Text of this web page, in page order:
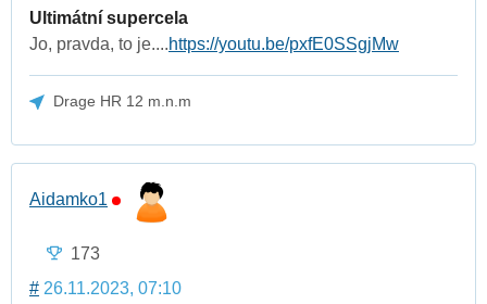
Ultimátní supercela
Jo, pravda, to je....https://youtu.be/pxfE0SSgjMw
Drage HR 12 m.n.m
Aidamko1
173
# 26.11.2023, 07:10